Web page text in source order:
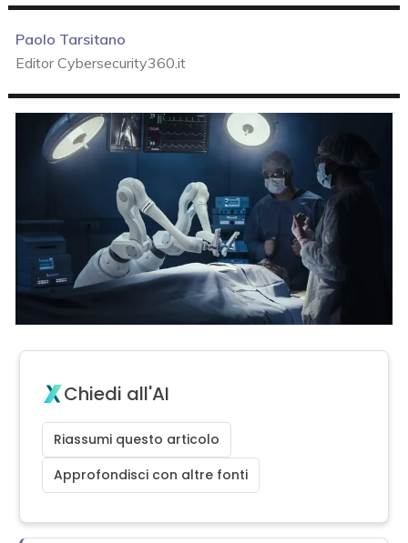
Paolo Tarsitano
Editor Cybersecurity360.it
Chiedi all'AI
Riassumi questo articolo
Approfondisci con altre fonti